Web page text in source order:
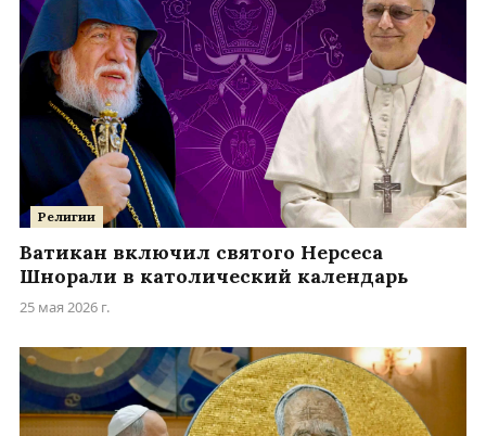
Религии
Ватикан включил святого Нерсеса
Шнорали в католический календарь
25 мая 2026 г.